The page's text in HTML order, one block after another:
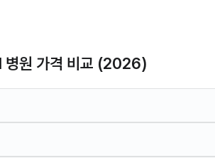
병원 가격 비교 (2026)